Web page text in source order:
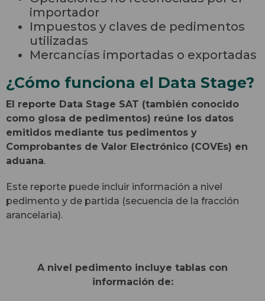
importador
Impuestos y claves de pedimentos
utilizadas
Mercancías importadas o exportadas
¿Cómo funciona el Data Stage?
El reporte Data Stage SAT (también conocido
como glosa de pedimentos) reúne los datos
emitidos mediante tus pedimentos y
Comprobantes de Valor Electrónico (COVEs) en
aduana.
Este reporte puede incluir información a nivel
pedimento y de partida (secuencia de la fracción
arancelaria).
A nivel pedimento incluye tablas con
información de: